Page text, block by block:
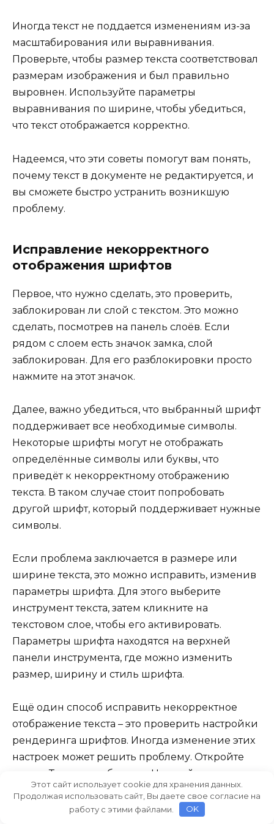
Иногда текст не поддается изменениям из-за
масштабирования или выравнивания.
Проверьте, чтобы размер текста соответствовал
размерам изображения и был правильно
выровнен. Используйте параметры
выравнивания по ширине, чтобы убедиться,
что текст отображается корректно.
Надеемся, что эти советы помогут вам понять,
почему текст в документе не редактируется, и
вы сможете быстро устранить возникшую
проблему.
Исправление некорректного
отображения шрифтов
Первое, что нужно сделать, это проверить,
заблокирован ли слой с текстом. Это можно
сделать, посмотрев на панель слоёв. Если
рядом с слоем есть значок замка, слой
заблокирован. Для его разблокировки просто
нажмите на этот значок.
Далее, важно убедиться, что выбранный шрифт
поддерживает все необходимые символы.
Некоторые шрифты могут не отображать
определённые символы или буквы, что
приведёт к некорректному отображению
текста. В таком случае стоит попробовать
другой шрифт, который поддерживает нужные
символы.
Если проблема заключается в размере или
ширине текста, это можно исправить, изменив
параметры шрифта. Для этого выберите
инструмент текста, затем кликните на
текстовом слое, чтобы его активировать.
Параметры шрифта находятся на верхней
панели инструмента, где можно изменить
размер, ширину и стиль шрифта.
Ещё один способ исправить некорректное
отображение текста – это проверить настройки
рендеринга шрифтов. Иногда изменение этих
настроек может решить проблему. Откройте
меню «Текст» и выберите «Настройки
шрифтов». Здесь можно изменить способ
рендеринга, что может улучшить отображение
Этот сайт использует cookie для хранения данных.
Продолжая использовать сайт, Вы даете свое согласие на
работу с этими файлами.
OK